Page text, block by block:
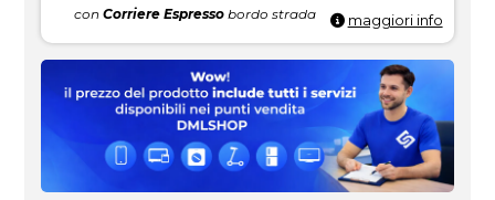
conCorriere Espresso bordo strada maggiori info